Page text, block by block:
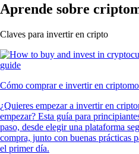
Aprende sobre
Claves para invertir en cripto
Cómo comprar e invertir en
¿Quieres empezar a invertir en
empezar? Esta guía para
paso, desde elegir una plataforma
compra, junto con buenas prácticas
el primer día.